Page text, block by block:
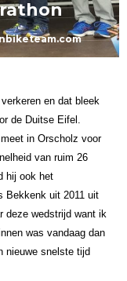
en dat bleek
de Duitse Eifel.
in Orscholz voor
van ruim 26
hij ook het
Bekkenk uit 2011 uit
deze wedstrijd want ik
was vandaag dan
nieuwe snelste tijd